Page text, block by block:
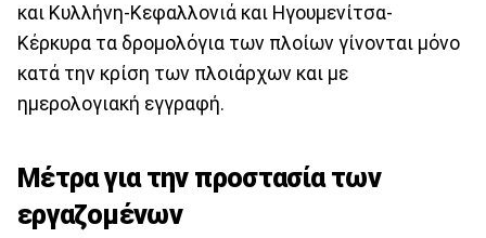
και Κυλλήνη-Κεφαλλονιά και Ηγουμενίτσα-
Κέρκυρα τα δρομολόγια των πλοίων γίνονται μόνο
κατά την κρίση των πλοιάρχων και με
ημερολογιακή εγγραφή.
Μέτρα για την προστασία των
εργαζομένων